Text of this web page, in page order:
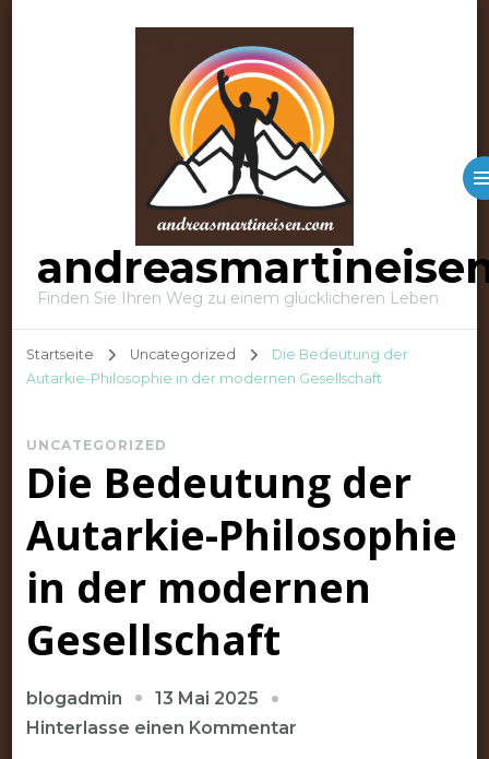
Finden Sie Ihren Weg zu einem glücklicheren Leben
Startseite Uncategorized
Die Bedeutung der
Autarkie-Philosophie in der modernen Gesellschaft
UNCATEGORIZED
Die Bedeutung der
Autarkie-Philosophie
in der modernen
Gesellschaft
blogadmin
13 Mai 2025
Hinterlasse einen Kommentarzu